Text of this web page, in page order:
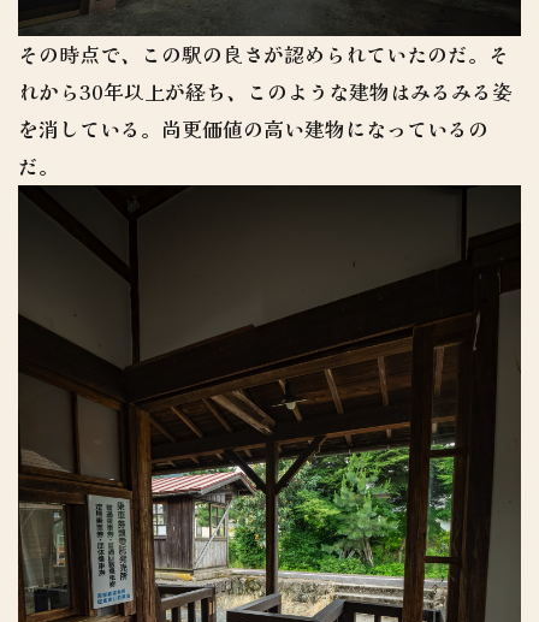
その時点で、この駅の良さが認められていたのだ。そ
れから30年以上が経ち、このような建物はみるみる姿
を消している。尚更価値の高い建物になっているの
だ。